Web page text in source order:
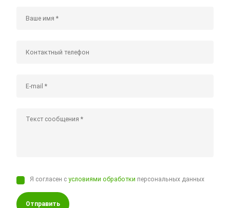
Я согласен сусловиями обработки персональных данных
Отправить